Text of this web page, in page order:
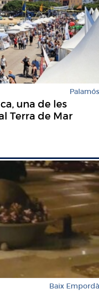
Palamós
una de les
Terra de Mar
Baix Empordà